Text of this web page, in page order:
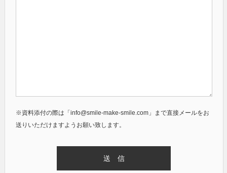
※資料添付の際は「info@smile-make-smile.com」まで直接メールをお
送りいただけますようお願い致します。